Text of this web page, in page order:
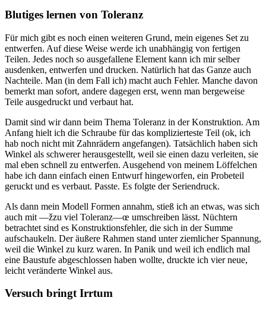
Blutiges lernen von Toleranz
Für mich gibt es noch einen weiteren Grund, mein eigenes Set zu
entwerfen. Auf diese Weise werde ich unabhängig von fertigen
Teilen. Jedes noch so ausgefallene Element kann ich mir selber
ausdenken, entwerfen und drucken. Natürlich hat das Ganze auch
Nachteile. Man (in dem Fall ich) macht auch Fehler. Manche davon
bemerkt man sofort, andere dagegen erst, wenn man bergeweise
Teile ausgedruckt und verbaut hat.
Damit sind wir dann beim Thema Toleranz in der Konstruktion. Am
Anfang hielt ich die Schraube für das komplizierteste Teil (ok, ich
hab noch nicht mit Zahnrädern angefangen). Tatsächlich haben sich
Winkel als schwerer herausgestellt, weil sie einen dazu verleiten, sie
mal eben schnell zu entwerfen. Ausgehend von meinem Löffelchen
habe ich dann einfach einen Entwurf hingeworfen, ein Probeteil
geruckt und es verbaut. Passte. Es folgte der Seriendruck.
Als dann mein Modell Formen annahm, stieß ich an etwas, was sich
auch mit —žzu viel Toleranz—œ umschreiben lässt. Nüchtern
betrachtet sind es Konstruktionsfehler, die sich in der Summe
aufschaukeln. Der äußere Rahmen stand unter ziemlicher Spannung,
weil die Winkel zu kurz waren. In Panik und weil ich endlich mal
eine Baustufe abgeschlossen haben wollte, druckte ich vier neue,
leicht veränderte Winkel aus.
Versuch bringt Irrtum